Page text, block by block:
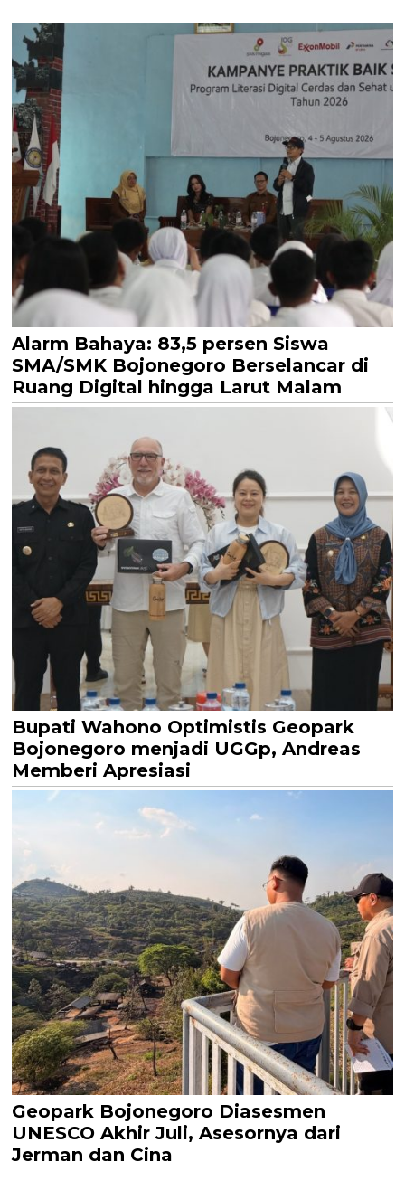
Alarm Bahaya: 83,5 persen Siswa
SMA/SMK Bojonegoro Berselancar di
Ruang Digital hingga Larut Malam
Bupati Wahono Optimistis Geopark
Bojonegoro menjadi UGGp, Andreas
Memberi Apresiasi
Geopark Bojonegoro Diasesmen
UNESCO Akhir Juli, Asesornya dari
Jerman dan Cina